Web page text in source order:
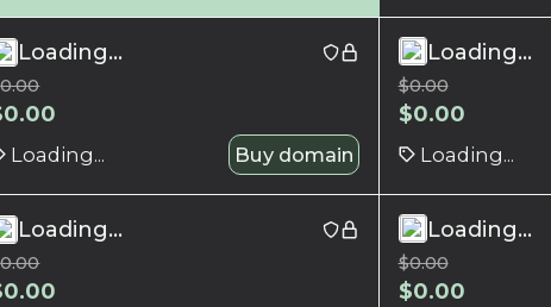
Loading...
0.00
0.00
Loading... Buy domain
Loading...
$0.00
$0.00
Loading...
Loading...
0.00
0.00
Loading...
$0.00
$0.00